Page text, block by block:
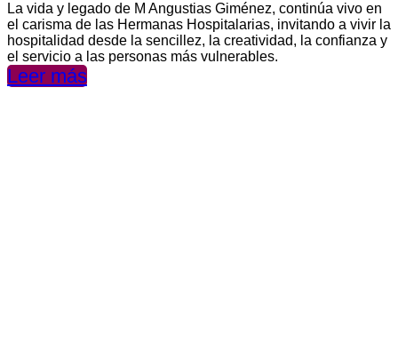
La vida y legado de M Angustias Giménez, continúa vivo en
el carisma de las Hermanas Hospitalarias, invitando a vivir la
hospitalidad desde la sencillez, la creatividad, la confianza y
el servicio a las personas más vulnerables.
Leer más